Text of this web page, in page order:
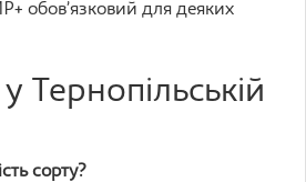
обов’язковий для деяких
Тернопільській
сорту?